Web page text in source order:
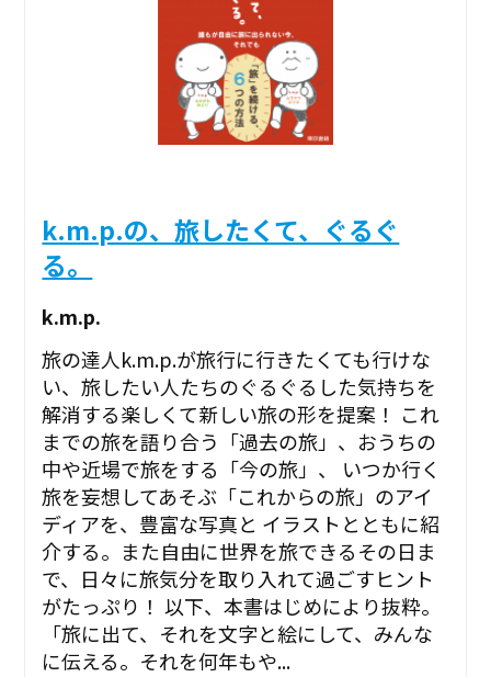
k.m.p.の、旅したくて、ぐるぐ
る。
k.m.p.
旅の達人k.m.p.が旅行に行きたくても行けな
い、旅したい人たちのぐるぐるした気持ちを
解消する楽しくて新しい旅の形を提案！ これ
までの旅を語り合う「過去の旅」、おうちの
中や近場で旅をする「今の旅」、 いつか行く
旅を妄想してあそぶ「これからの旅」のアイ
ディアを、豊富な写真と イラストとともに紹
介する。また自由に世界を旅できるその日ま
で、日々に旅気分を取り入れて過ごすヒント
がたっぷり！ 以下、本書はじめにより抜粋。
「旅に出て、それを文字と絵にして、みんな
に伝える。それを何年もや...